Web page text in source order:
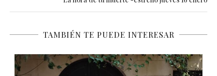
TAMBIÉN TE PUEDE INTERESAR